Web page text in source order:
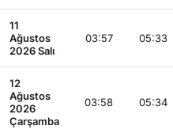
11
Ağustos
2026 Salı
03:57 05:33
12
Ağustos
2026
Çarşamba
03:58 05:34